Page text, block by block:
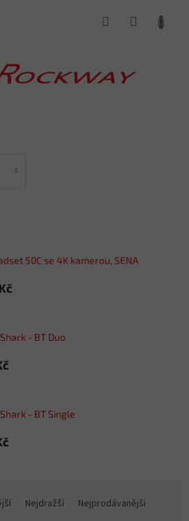
50C se 4K kamerou, SENA
- BT Duo
- BT Single
Nejdražší
Nejprodávanější